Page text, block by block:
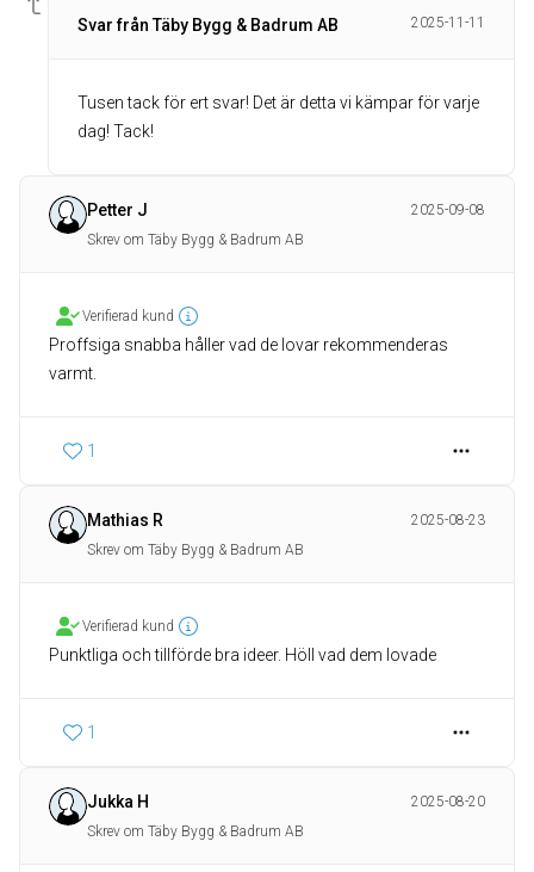
Svar från Täby Bygg & Badrum AB 2025-11-11
Tusen tack för ert svar! Det är detta vi kämpar för varje
dag! Tack!
Petter J
2025-09-08
Skrev om Täby Bygg & Badrum AB
Verifierad kund
Proffsiga snabba håller vad de lovar rekommenderas
varmt.
1
Mathias R
2025-08-23
Skrev om Täby Bygg & Badrum AB
Verifierad kund
Punktliga och tillförde bra ideer. Höll vad dem lovade
1
Jukka H
2025-08-20
Skrev om Täby Bygg & Badrum AB